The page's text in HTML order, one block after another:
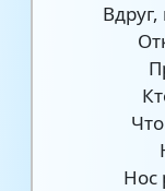
Нос